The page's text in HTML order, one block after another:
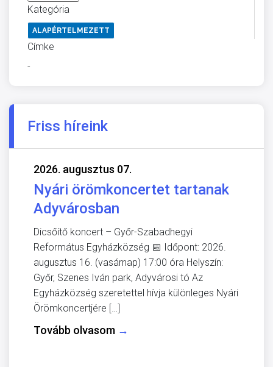
Kategória
ALAPÉRTELMEZETT
Címke
-
Friss híreink
2026. augusztus 07.
Nyári örömkoncertet tartanak
Adyvárosban
Dicsőítő koncert – Győr-Szabadhegyi
Református Egyházközség 📅 Időpont: 2026.
augusztus 16. (vasárnap) 17:00 óra Helyszín:
Győr, Szenes Iván park, Adyvárosi tó Az
Egyházközség szeretettel hívja különleges Nyári
Örömkoncertjére […]
Tovább olvasom →